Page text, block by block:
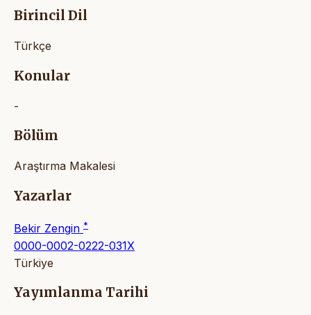
Birincil Dil
Türkçe
Konular
-
Bölüm
Araştırma Makalesi
Yazarlar
Bekir Zengin *
0000-0002-0222-031X
Türkiye
Yayımlanma Tarihi